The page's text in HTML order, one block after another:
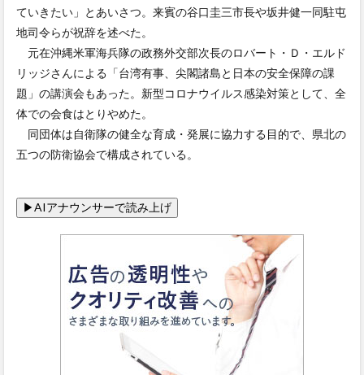
ていきたい」とあいさつ。来賓の谷口圭三市長や坂井健一同駐屯
地司令らが祝辞を述べた。
元在沖縄米軍海兵隊の政務外交部次長のロバート・Ｄ・エルド
リッジさんによる「台湾有事、尖閣諸島と日本の安全保障の課
題」の講演会もあった。新型コロナウイルス感染対策として、全
体での会食はとりやめた。
同団体は自衛隊の健全な育成・発展に協力する目的で、県北の
五つの防衛協会で構成されている。